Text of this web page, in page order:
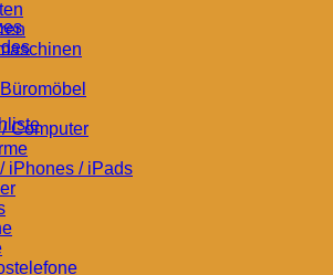
Computer
iPhones / iPads